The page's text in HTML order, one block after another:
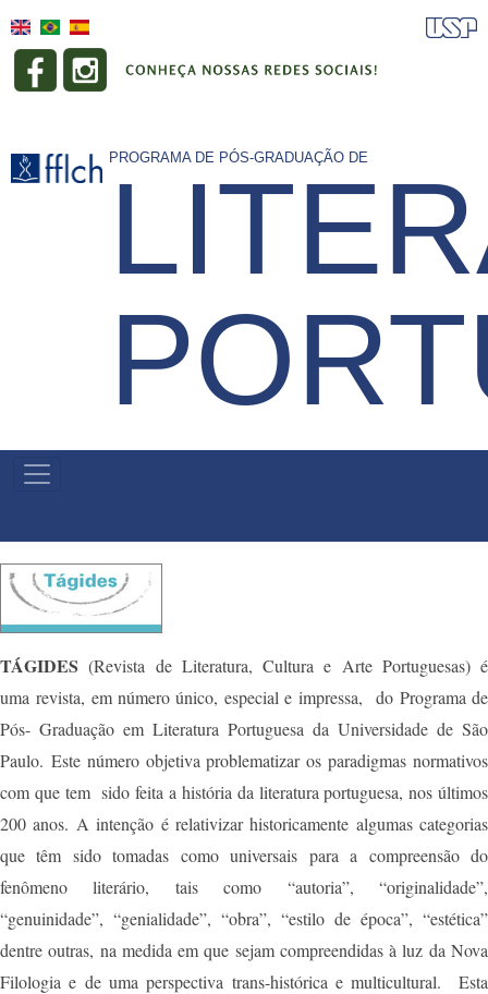
para
PROGRAMA DE PÓS-GRADUAÇÃO DE
NAVEGAÇÃO
TÁGIDES(Revista de Literatura, Cultura e Arte Portuguesas) é
uma revista, em número único, especial e impressa, do Programa de
Pós- Graduação em Literatura Portuguesa da Universidade de São
Paulo. Este número objetiva problematizar os paradigmas normativos
com que tem sido feita a história da literatura portuguesa, nos últimos
200 anos. A intenção é relativizar historicamente algumas categorias
que têm sido tomadas como universais para a compreensão do
fenômeno literário, tais como “autoria”, “originalidade”,
“genuinidade”, “genialidade”, “obra”, “estilo de época”, “estética”
dentre outras, na medida em que sejam compreendidas à luz da Nova
Filologia e de uma perspectiva trans-histórica e multicultural. Esta